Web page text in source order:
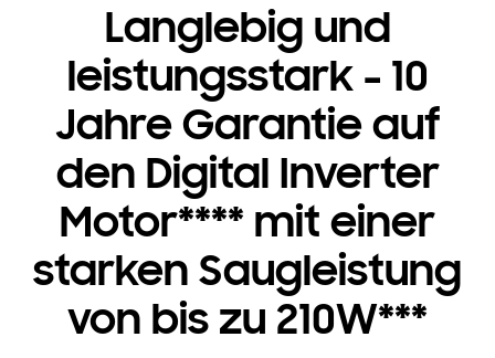
Langlebig und
leistungsstark - 10
Jahre Garantie auf
den Digital Inverter
Motor**** mit einer
starken Saugleistung
von bis zu 210W***